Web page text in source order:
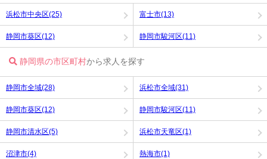
浜松市中央区(25) 富士市(13)
静岡市葵区(12) 静岡市駿河区(11)
静岡県の市区町村から求人を探す
静岡市全域(28) 浜松市全域(31)
静岡市葵区(12) 静岡市駿河区(11)
静岡市清水区(5) 浜松市天竜区(1)
沼津市(4) 熱海市(1)